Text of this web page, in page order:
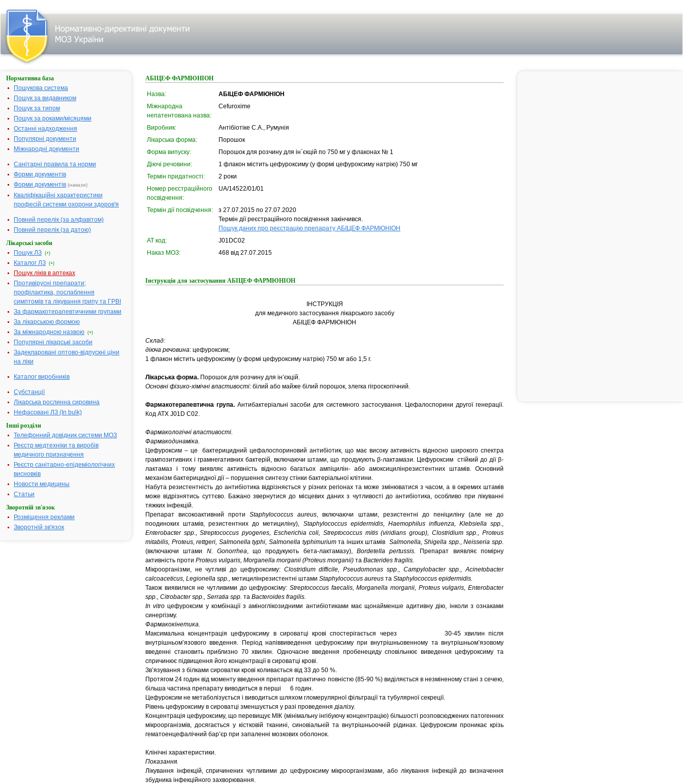
Нормативна база
Пошукова система
Пошук за видавником
Пошук за типом
Пошук за роками/місяцями
Останні надходження
Популярні документи
Міжнародні документи
Санітарні правила та норми
Форми документів
Форми документів (накази)
Кваліфікаційні характеристики
професій системи охорони здоров'я
Повний перелік (за алфавітом)
Повний перелік (за датою)
Лікарські засоби
Пошук ЛЗ (+)
Каталог ЛЗ (+)
Пошук ліків в аптеках
Противірусні препарати;
профілактика, послаблення
симптомів та лікування грипу та ГРВІ
За фармакотерапевтичними групами
За лікарською формою
За міжнародною назвою (+)
Популярні лікарські засоби
Задекларовані оптово-відпускні ціни
на ліки
Каталог виробників
Субстанції
Лікарська рослинна сировина
Нефасовані ЛЗ (In bulk)
Інші розділи
Телефонний довідник системи МОЗ
Реєстр медтехніки та виробів
медичного призначення
Реєстр санітарно-епідеміологічних
висновків
Новости медицины
Статьи
Зворотній зв'язок
Розміщення реклами
Зворотній зв'язок
АБІЦЕФ ФАРМЮНІОН
Назва:
АБІЦЕФ ФАРМЮНІОН
Міжнародна
непатентована назва:
Cefuroxime
Виробник:
Антібіотіке С.А., Румунія
Лікарська форма:
Порошок
Форма випуску:
Порошок для розчину для ін`єкцій по 750 мг у флаконах № 1
Діючі речовини:
1 флакон містить цефуроксиму (у формі цефуроксиму натрію) 750 мг
Термін придатності:
2 роки
Номер реєстраційного
посвідчення:
UA/14522/01/01
Термін дії посвідчення:
з 27.07.2015 по 27.07.2020
Термін дії реєстраційного посвідчення закінчився.
Пошук даних про реєстрацію препарату АБІЦЕФ ФАРМЮНІОН
АТ код:
J01DC02
Наказ МОЗ:
468 від 27.07.2015
Інструкція для застосування АБІЦЕФ ФАРМЮНІОН
ІНСТРУКЦІЯ
для медичного застосування лікарського засобу
АБІЦЕФ ФАРМЮНІОН
Склад:
діюча речовина: цефуроксим;
1 флакон містить цефуроксиму (у формі цефуроксиму натрію) 750 мг або 1,5 г.
Лікарська форма. Порошок для розчину для ін’єкцій.
Основні фізико-хімічні властивості: білий або майже білий порошок, злегка гігроскопічний.
Фармакотерапевтична група. Антибактеріальні засоби для системного застосування. Цефалоспорини другої генерації.
Код АТХ J01D С02.
Фармакологічні властивості.
Фармакодинаміка.
Цефуроксим – це бактерицидний цефалоспориновий антибіотик, що має високу активність відносно широкого спектра
грампозитивних і грамнегативних бактерій, включаючи штами, що продукують β-лактамази. Цефуроксим стійкий до дії β-
лактамаз і тому виявляє активність відносно багатьох ампіцилін- або амоксицилінрезистентних штамів. Основний
механізм бактерицидної дії – порушення синтезу стінки бактеріальної клітини.
Набута резистентність до антибіотика відрізняється у різних регіонах та може змінюватися з часом, а в окремих штамів
може відрізнятись суттєво. Бажано звернутися до місцевих даних з чутливості до антибіотика, особливо при лікуванні
тяжких інфекцій.
Препарат високоактивний протиStaphylococcus aureus, включаючи штами, резистентні до пеніциліну (але не до
поодиноких штамів, резистентних до метициліну), Staphylococcus epidermidis, Haemophilus influenza, Klebsiella spp.,
Enterobacter spp., Streptococcus pyogenes, Escherichia coli, Streptococcus mitis (viridians group), Clostridium spp., Proteus
mitabilis, Proteus, rettgeri, Salmonella typhi, Salmonella typhimuriumта інших штамів Salmonella, Shigella spp., Neisseria spp.
(включаючи штами N. Gonorrhea, що продукують бета-лактамазу), Bordetella pertussis. Препарат виявляє помірну
активність проти Proteus vulgaris, Morganella morganii (Proteus morganii) та Bacterides fragilis.
Мікроорганізми, не чутливі до цефуроксиму: Clostridium difficile, Pseudomonas spp., Campylobacter spp., Acinetobacter
calcoaceticus, Legionella spp., метицилінрезистентні штами Staphylococcus aureus та Staphylococcus epidermidis.
Також виявилися не чутливими до цефуроксіму: Streptococcus faecalis, Morganella morganii, Proteus vulgaris, Enterobacter
spp., Citrobacter spp., Serratia spp. та Bacteroides fragilis.
In vitro цефуроксим у комбінації з аміноглікозидними антибіотиками має щонайменше адитивну дію, інколи з ознаками
синергізму.
Фармакокінетика.
Максимальна концентрація цефуроксиму в сироватці крові спостерігається через 30-45 хвилин після
внутрішньом’язового введення. Період напіввиведення цефуроксиму при внутрішньовенному та внутрішньом’язовому
введенні становить приблизно 70 хвилин. Одночасне введення пробенециду сповільнює виведення цефуроксиму та
спричинює підвищення його концентрації в сироватці крові.
Зв’язування з білками сироватки крові коливається від 33 до 50 %.
Протягом 24 годин від моменту введення препарат практично повністю (85-90 %) виділяється в незміненому стані з сечею,
більша частина препарату виводиться в перші 6 годин.
Цефуроксим не метаболізується і виводиться шляхом гломерулярної фільтрації та тубулярної секреції.
Рівень цефуроксиму в сироватці зменшується у разі проведення діалізу.
Концентрація цефуроксиму, що перевищує МІК (мінімальну інгібуючу концентрацію) більшості розповсюджених патогенних
мікроорганізмів, досягається у кістковій тканині, синовіальній та внутрішньоочній рідинах. Цефуроксим проникає крізь
гематоенцефалічний бар’єр при запаленні мозкових оболонок.
Клінічні характеристики.
Показання.
Лікування інфекцій, спричинених чутливими до цефуроксиму мікроорганізмами, або лікування інфекцій до визначення
збудника інфекційного захворювання.